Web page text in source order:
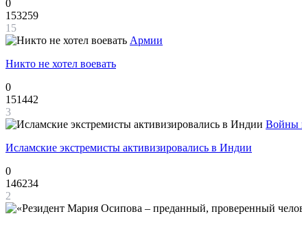
0
153259
15
Армии
Никто не хотел воевать
0
151442
3
Войны
Исламские экстремисты активизировались в Индии
0
146234
2